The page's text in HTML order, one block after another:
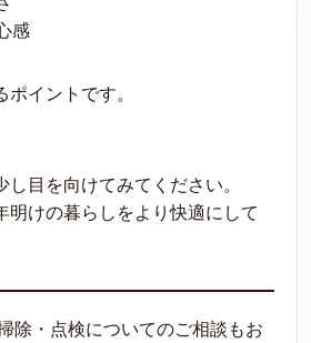
感
イントです。
目を向けてみてください。
明けの暮らしをより快適にして
除・点検についてのご相談もお